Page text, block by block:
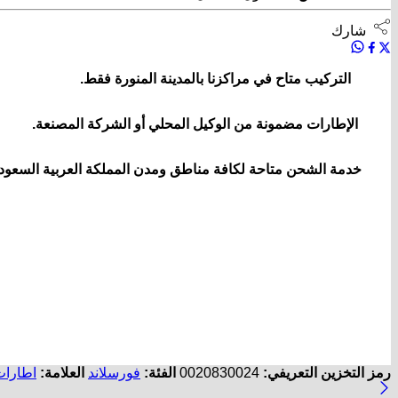
شارك
التركيب متاح في مراكزنا بالمدينة المنورة فقط.
الإطارات مضمونة من الوكيل المحلي أو الشركة المصنعة.
خدمة الشحن متاحة لكافة مناطق ومدن المملكة العربية
رمز التخزين التعريفي: 0020830024 الفئة: فورسلاند العلامة: